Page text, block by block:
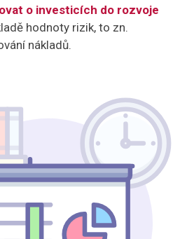
o investicích do rozvoje
hodnoty rizik, to zn.
nákladů.